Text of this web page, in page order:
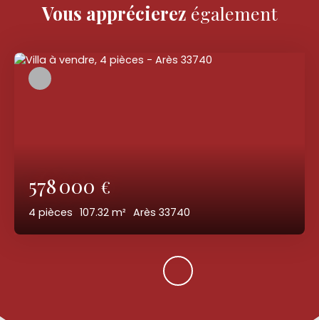
Vous apprécierez également
578 000 €
4 pièces 107.32 m² Arès 33740